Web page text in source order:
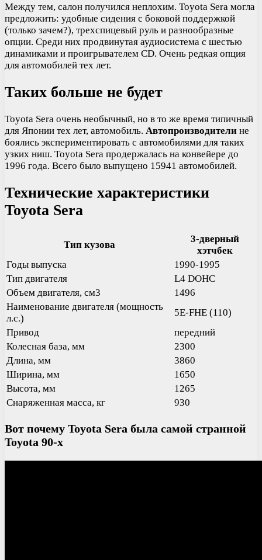
Между тем, салон получился неплохим. Toyota Sera могла
предложить: удобные сидения с боковой поддержкой
(только зачем?), трехспицевый руль и разнообразные
опции. Среди них продвинутая аудиосистема с шестью
динамиками и проигрывателем CD. Очень редкая опция
для автомобилей тех лет.
Таких больше не будет
Toyota Sera очень необычный, но в то же время типичный
для Японии тех лет, автомобиль. Автопроизводители не
боялись экспериментировать с автомобилями для таких
узких ниш. Toyota Sera продержалась на конвейере до
1996 года. Всего было выпущено 15941 автомобилей.
Технические характеристики
Toyota Sera
Тип кузова
3-дверный
хэтчбек
Годы выпуска
1990-1995
Тип двигателя
L4 DOHC
Объем двигателя, см3
1496
Наименование двигателя (мощность
л.с.)
5E-FHE (110)
Привод
передний
Колесная база, мм
2300
Длина, мм
3860
Ширина, мм
1650
Высота, мм
1265
Снаряженная масса, кг
930
Вот почему Toyota Sera была самой странной
Toyota 90-х